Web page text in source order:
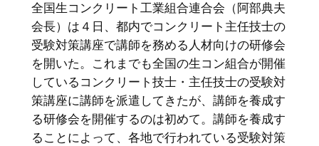
全国生コンクリート工業組合連合会（阿部典夫
会長）は４日、都内でコンクリート主任技士の
受験対策講座で講師を務める人材向けの研修会
を開いた。これまでも全国の生コン組合が開催
しているコンクリート技士・主任技士の受験対
策講座に講師を派遣してきたが、講師を養成す
る研修会を開催するのは初めて。講師を養成す
ることによって、各地で行われている受験対策